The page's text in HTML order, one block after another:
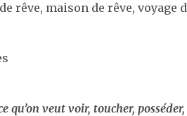
rêve, maison de rêve, voyage
qu’on veut voir, toucher,